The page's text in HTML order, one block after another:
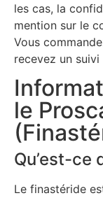
les cas, la
mention sur le
Vous
recevez un
le
Qu’est-ce
Le finastéride